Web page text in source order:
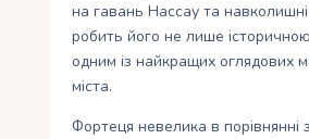
на гавань Нассау та
робить його не лише
одним із найкращих оглядових
міста.
Фортеця невелика в порівнянні